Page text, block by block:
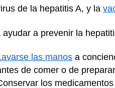
de la hepatitis A, y la
ayudar a prevenir la
las manos a
de comer o de
los